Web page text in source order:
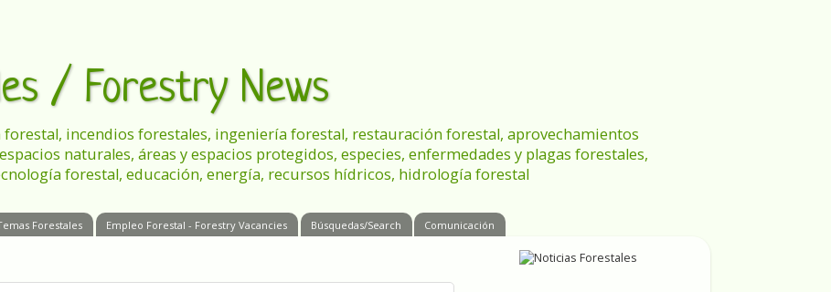
/ Forestry News
incendios forestales, ingeniería forestal, restauración forestal, aprovechamientos
naturales, áreas y espacios protegidos, especies, enfermedades y plagas forestales,
forestal, educación, energía, recursos hídricos, hidrología forestal
Forestales Empleo Forestal - Forestry Vacancies Búsquedas/Search Comunicación